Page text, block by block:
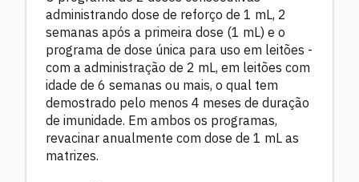
administrando dose de reforço de 1 mL, 2
semanas após a primeira dose (1 mL) e o
programa de dose única para uso em leitões -
com a administração de 2 mL, em leitões com
idade de 6 semanas ou mais, o qual tem
demostrado pelo menos 4 meses de duração
de imunidade. Em ambos os programas,
revacinar anualmente com dose de 1 mL as
matrizes.